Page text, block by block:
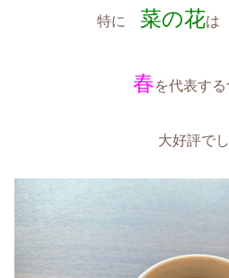
特に 菜の花は
春を代表す
大好評で